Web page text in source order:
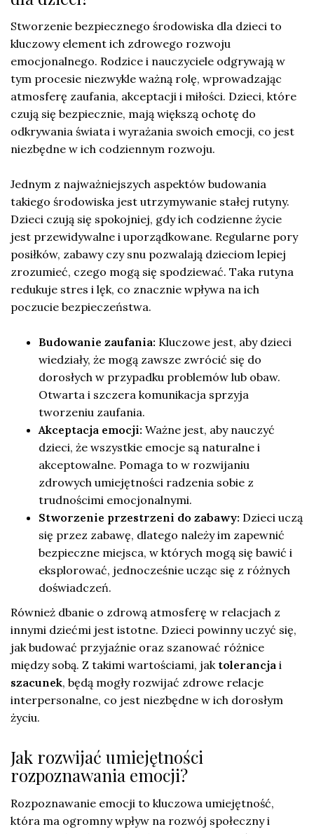
Stworzenie bezpiecznego środowiska dla dzieci to
kluczowy element ich zdrowego rozwoju
emocjonalnego. Rodzice i nauczyciele odgrywają w
tym procesie niezwykle ważną rolę, wprowadzając
atmosferę zaufania, akceptacji i miłości. Dzieci, które
czują się bezpiecznie, mają większą ochotę do
odkrywania świata i wyrażania swoich emocji, co jest
niezbędne w ich codziennym rozwoju.
Jednym z najważniejszych aspektów budowania
takiego środowiska jest utrzymywanie stałej rutyny.
Dzieci czują się spokojniej, gdy ich codzienne życie
jest przewidywalne i uporządkowane. Regularne pory
posiłków, zabawy czy snu pozwalają dzieciom lepiej
zrozumieć, czego mogą się spodziewać. Taka rutyna
redukuje stres i lęk, co znacznie wpływa na ich
poczucie bezpieczeństwa.
Budowanie zaufania: Kluczowe jest, aby dzieci
wiedziały, że mogą zawsze zwrócić się do
dorosłych w przypadku problemów lub obaw.
Otwarta i szczera komunikacja sprzyja
tworzeniu zaufania.
Akceptacja emocji: Ważne jest, aby nauczyć
dzieci, że wszystkie emocje są naturalne i
akceptowalne. Pomaga to w rozwijaniu
zdrowych umiejętności radzenia sobie z
trudnościmi emocjonalnymi.
Stworzenie przestrzeni do zabawy: Dzieci uczą
się przez zabawę, dlatego należy im zapewnić
bezpieczne miejsca, w których mogą się bawić i
eksplorować, jednocześnie ucząc się z różnych
doświadczeń.
Również dbanie o zdrową atmosferę w relacjach z
innymi dziećmi jest istotne. Dzieci powinny uczyć się,
jak budować przyjaźnie oraz szanować różnice
między sobą. Z takimi wartościami, jak tolerancja i
szacunek, będą mogły rozwijać zdrowe relacje
interpersonalne, co jest niezbędne w ich dorosłym
życiu.
Jak rozwijać umiejętności
rozpoznawania emocji?
Rozpoznawanie emocji to kluczowa umiejętność,
która ma ogromny wpływ na rozwój społeczny i